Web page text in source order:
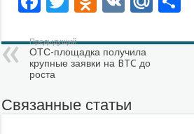
Предыдущий
ОТС-площадка получила
крупные заявки на BTC до
роста
Связанные статьи